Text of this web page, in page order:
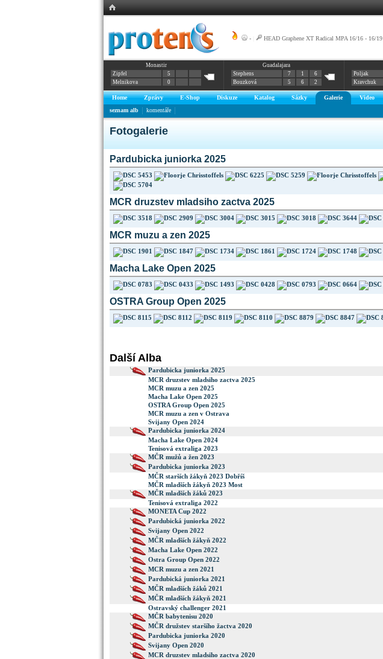
- HEAD Graphene XT Radical MPA 16/16 - 16/19
Monastir
Zipfel
5
Melnikova
0
Guadalajara
Stephens
7 1
6
Bouzková
5 6 2
Poljak
Kravchuk
Home Zprávy E-Shop Diskuze Katalog Sázky Galerie Video
seznam alb
komentáře
Fotogalerie
Pardubicka juniorka 2025
MCR druzstev mladsiho zactva 2025
MCR muzu a zen 2025
Macha Lake Open 2025
OSTRA Group Open 2025
Další Alba
Pardubicka juniorka 2025
MCR druzstev mladsiho zactva 2025
MCR muzu a zen 2025
Macha Lake Open 2025
OSTRA Group Open 2025
MCR muzu a zen v Ostrava
Svijany Open 2024
Pardubicka juniorka 2024
Macha Lake Open 2024
Tenisová extraliga 2023
MČR mužů a žen 2023
Pardubicka juniorka 2023
MČR starších žákyň 2023 Dobříš
MČR mladších žákyň 2023 Most
MČR mladších žáků 2023
Tenisová extraliga 2022
MONETA Cup 2022
Pardubická juniorka 2022
Svijany Open 2022
MČR mladších žákyň 2022
Macha Lake Open 2022
Ostra Group Open 2022
MCR muzu a zen 2021
Pardubická juniorka 2021
MČR mladších žáků 2021
MČR mladších žákyň 2021
Ostravský challenger 2021
MČR babytenisu 2020
MČR družstev staršího žactva 2020
Pardubicka juniorka 2020
Svijany Open 2020
MCR druzstev mladsiho zactva 2020